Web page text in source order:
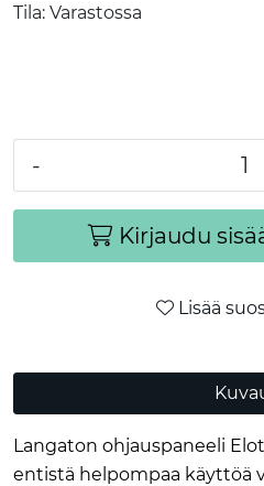
Tila: Varastossa
-
Kirjaudu
Lisää
Langaton ohjauspaneeli
entistä helpompaa käyttöä